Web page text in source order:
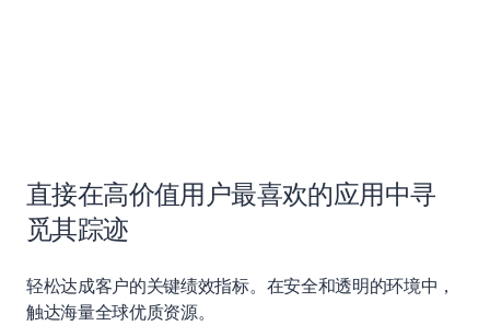
直接在高价值用户最喜欢的应用中寻
觅其踪迹
轻松达成客户的关键绩效指标。在安全和透明的环境中，
触达海量全球优质资源。